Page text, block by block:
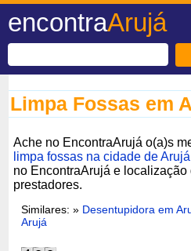
encontraArujá
Limpa Fossas em
Ache no EncontraArujá o(a)s
limpa fossas na cidade de Arujá
no EncontraArujá e localização
prestadores.
Similares: » Desentupidora em
Arujá